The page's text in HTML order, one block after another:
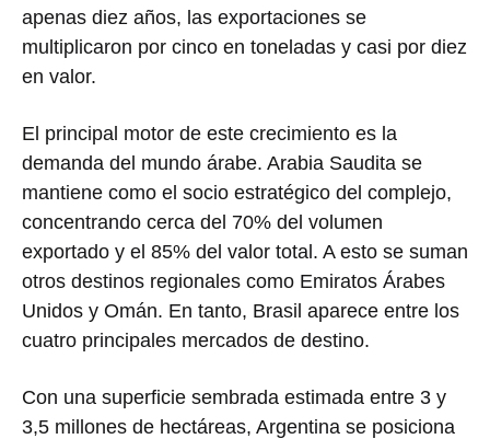
apenas diez años, las exportaciones se
multiplicaron por cinco en toneladas y casi por diez
en valor.
El principal motor de este crecimiento es la
demanda del mundo árabe. Arabia Saudita se
mantiene como el socio estratégico del complejo,
concentrando cerca del 70% del volumen
exportado y el 85% del valor total. A esto se suman
otros destinos regionales como Emiratos Árabes
Unidos y Omán. En tanto, Brasil aparece entre los
cuatro principales mercados de destino.
Con una superficie sembrada estimada entre 3 y
3,5 millones de hectáreas, Argentina se posiciona